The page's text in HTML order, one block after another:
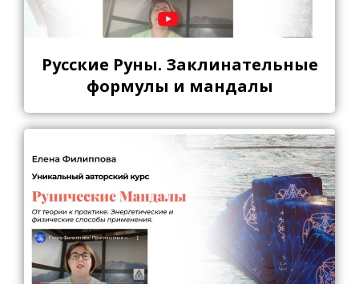
Русские Руны. Заклинательные
формулы и мандалы